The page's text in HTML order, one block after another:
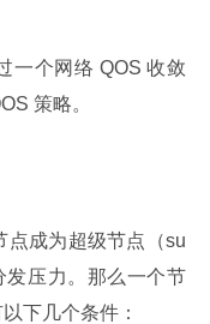
一个网络 QOS 收敛
策略。
点成为超级节点（su
发压力。那么一个节
下几个条件：